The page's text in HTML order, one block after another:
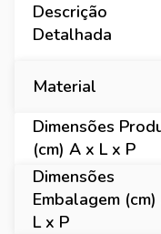
Descrição
Detalhada
Material
Dimensões
(cm) A x L x P
Dimensões
Embalagem
L x P